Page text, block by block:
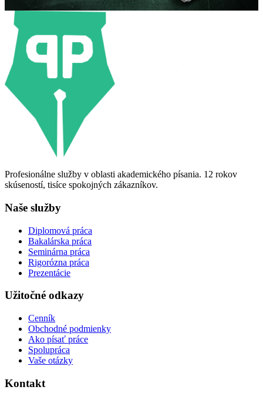
Profesionálne služby v oblasti akademického písania. 12 rokov
skúseností, tisíce spokojných zákazníkov.
Naše služby
Diplomová práca
Bakalárska práca
Seminárna práca
Rigorózna práca
Prezentácie
Užitočné odkazy
Cenník
Obchodné podmienky
Ako písať práce
Spolupráca
Vaše otázky
Kontakt